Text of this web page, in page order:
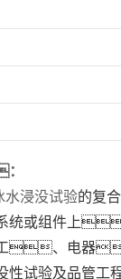
水浸没试验的复
统或组件上
、电器
试验及品管工